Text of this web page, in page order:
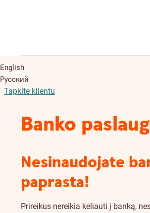
English
Русский
Tapkite klientu
Banko
Nesinaudojate
paprasta!
Prireikus nereikia keliauti į banką,